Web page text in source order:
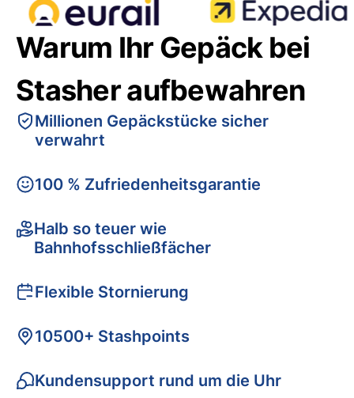
Warum Ihr Gepäck bei
Stasher aufbewahren
Millionen Gepäckstücke sicher
verwahrt
100 % Zufriedenheitsgarantie
Halb so teuer wie
Bahnhofsschließfächer
Flexible Stornierung
10500+ Stashpoints
Kundensupport rund um die Uhr